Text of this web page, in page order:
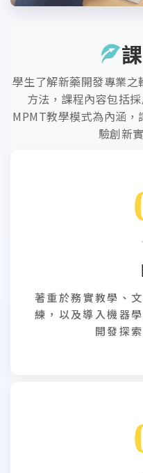
學生了解新藥開發專業
方法，課程內容包括
MPMT教學模式為內涵
驗創新
著重於務實教學、
練，以及導入機器
開發探